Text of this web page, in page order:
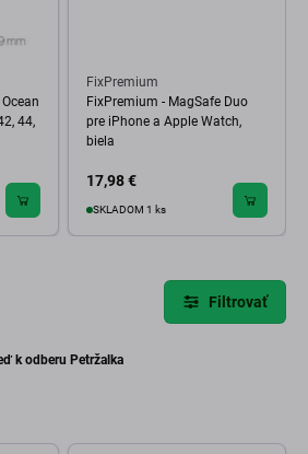
44,
FixPremium
FixPremium - MagSafe Duo
pre iPhone a Apple Watch,
biela
17,98 €
SKLADOM 1 ks
Filtrovať
k odberu Petržalka